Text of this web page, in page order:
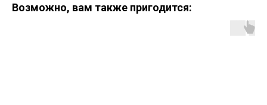
Возможно, вам также пригодится: